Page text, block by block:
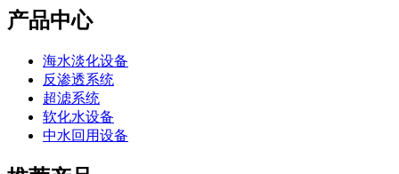
产品中心
海水淡化设备
反渗透系统
超滤系统
软化水设备
中水回用设备